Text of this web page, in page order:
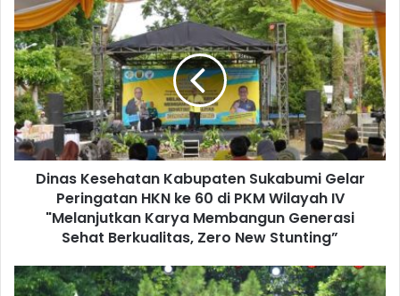
Dinas Kesehatan Kabupaten Sukabumi Gelar
Peringatan HKN ke 60 di PKM Wilayah IV
"Melanjutkan Karya Membangun Generasi
Sehat Berkualitas, Zero New Stunting”